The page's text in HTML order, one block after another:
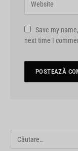
Save my
next time I